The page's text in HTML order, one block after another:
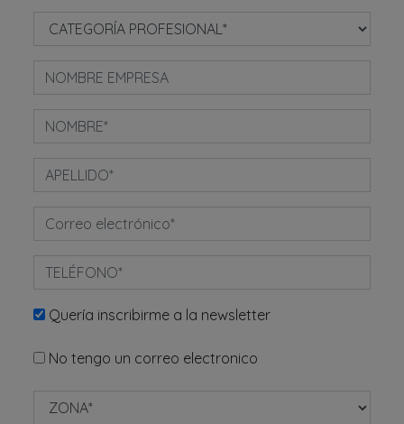
Quería inscribirme a la newsletter
No tengo un correo electronico